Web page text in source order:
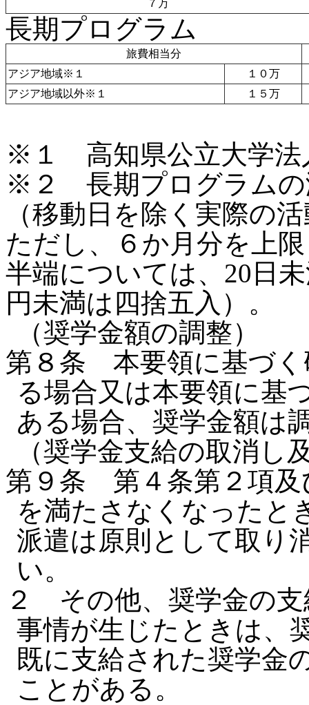
７万
長期プログラム
旅費相当分
アジア地域※１
１０万
アジア地域以外※１
１５万
※１ 高知県公立大学法
※２ 長期プログラムの
（移動日を除く実際の
ただし、６か月分を上
半端については、20日
円未満は四捨五入）。
（奨学金額の調整）
第８条 本要領に基づく
る場合又は本要領に基
ある場合、奨学金額は
（奨学金支給の取消
第９条 第４条第２項及
を満たさなくなったと
派遣は原則として取り
い。
２ その他、奨学金の
事情が生じたときは、
既に支給された奨学金
ことがある。